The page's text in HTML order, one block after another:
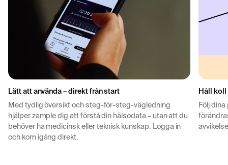
Lätt att använda – direkt från start
Med tydlig översikt och steg-för-steg-vägledning
hjälper zample dig att förstå din hälsodata – utan att du
behöver ha medicinsk eller teknisk kunskap. Logga in
och kom igång direkt.
Håll koll
Följ